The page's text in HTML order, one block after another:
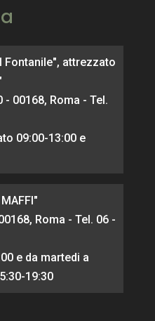
Fontanile", attrezzato
00168, Roma - Tel.
09:00-13:00 e
Roma - Tel. 06 -
e da martedi a
19:30